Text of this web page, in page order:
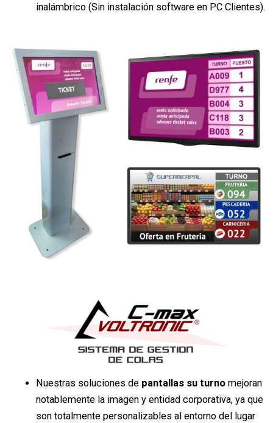
inalámbrico (Sin instalación software en PC Clientes).
Nuestras soluciones de pantallas su turno mejoran
notablemente la imagen y entidad corporativa, ya que
son totalmente personalizables al entorno del lugar